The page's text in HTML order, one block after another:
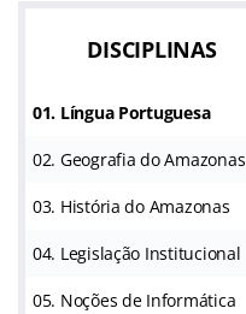
DISCIPLINAS
01. Língua Portuguesa
02. Geografia do Amazonas
03. História do Amazonas
04. Legislação Institucional
05. Noções de Informática